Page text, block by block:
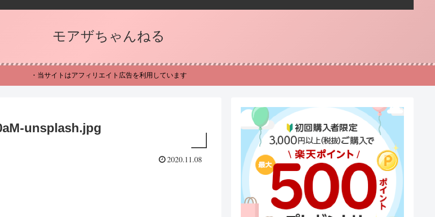
モアザちゃんねる
・当サイトはアフィリエイト広告を利用しています
unsplash.jpg
2020.11.08